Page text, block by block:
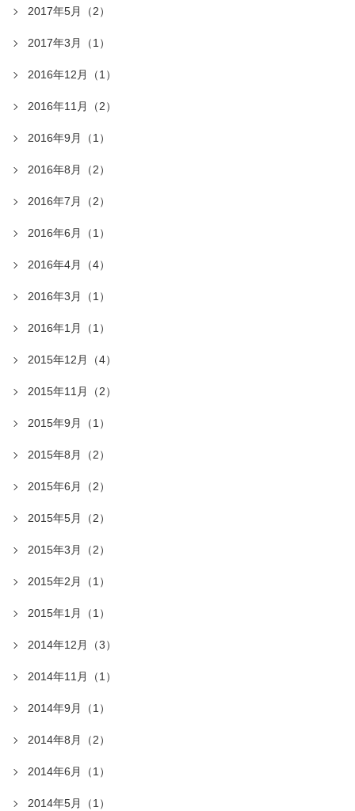
2017年5月（2）
2017年3月（1）
2016年12月（1）
2016年11月（2）
2016年9月（1）
2016年8月（2）
2016年7月（2）
2016年6月（1）
2016年4月（4）
2016年3月（1）
2016年1月（1）
2015年12月（4）
2015年11月（2）
2015年9月（1）
2015年8月（2）
2015年6月（2）
2015年5月（2）
2015年3月（2）
2015年2月（1）
2015年1月（1）
2014年12月（3）
2014年11月（1）
2014年9月（1）
2014年8月（2）
2014年6月（1）
2014年5月（1）